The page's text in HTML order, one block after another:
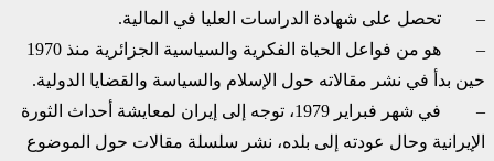
– تحصل على شهادة الدراسات العليا في المالية.
– هو من فواعل الحياة الفكرية والسياسية الجزائرية منذ 1970
حين بدأ في نشر مقالاته حول الإسلام والسياسة والقضايا الدولية.
– في شهر فبراير 1979، توجه إلى إيران لمعايشة أحداث الثورة
الإيرانية وحال عودته إلى بلده، نشر سلسلة مقالات حول الموضوع